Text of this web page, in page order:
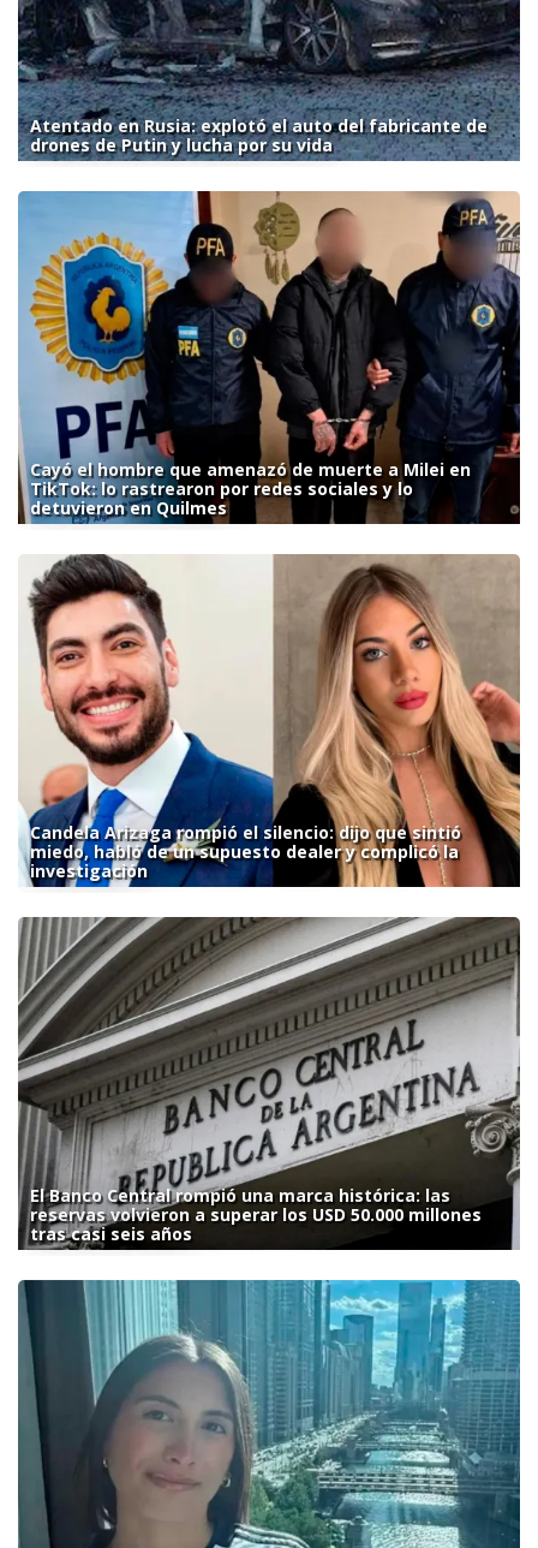
Atentado en Rusia: explotó el auto del fabricante de
drones de Putin y lucha por su vida
Cayó el hombre que amenazó de muerte a Milei en
TikTok: lo rastrearon por redes sociales y lo
detuvieron en Quilmes
Candela Arizaga rompió el silencio: dijo que sintió
miedo, habló de un supuesto dealer y complicó la
investigación
El Banco Central rompió una marca histórica: las
reservas volvieron a superar los USD 50.000 millones
tras casi seis años